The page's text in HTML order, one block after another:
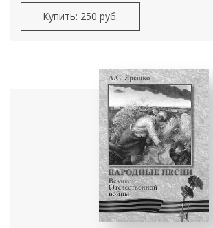
Купить: 250 руб.